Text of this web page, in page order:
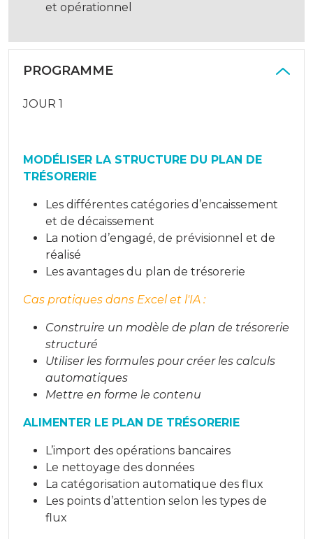
et opérationnel
PROGRAMME
JOUR 1
MODÉLISER LA STRUCTURE DU PLAN DE
TRÉSORERIE
Les différentes catégories d’encaissement
et de décaissement
La notion d’engagé, de prévisionnel et de
réalisé
Les avantages du plan de trésorerie
Cas pratiques dans Excel et l'IA :
Construire un modèle de plan de trésorerie
structuré
Utiliser les formules pour créer les calculs
automatiques
Mettre en forme le contenu
ALIMENTER LE PLAN DE TRÉSORERIE
L’import des opérations bancaires
Le nettoyage des données
La catégorisation automatique des flux
Les points d’attention selon les types de
flux